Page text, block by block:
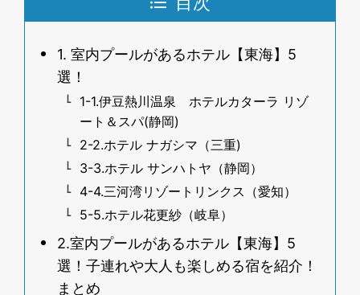
1. 室内プールがあるホテル【東海】5
選！
1-1.伊豆熱川温泉 ホテルカターラ リゾ
ート＆スパ(静岡)
2-2.ホテル ナガシマ（三重)
3-3.ホテル サンハトヤ（静岡）
4-4.三河湾リゾートリンクス（愛知）
5-5.ホテル花更紗（岐阜）
2.室内プールがあるホテル【東海】5
選！子連れや大人も楽しめる宿を紹介！
まとめ